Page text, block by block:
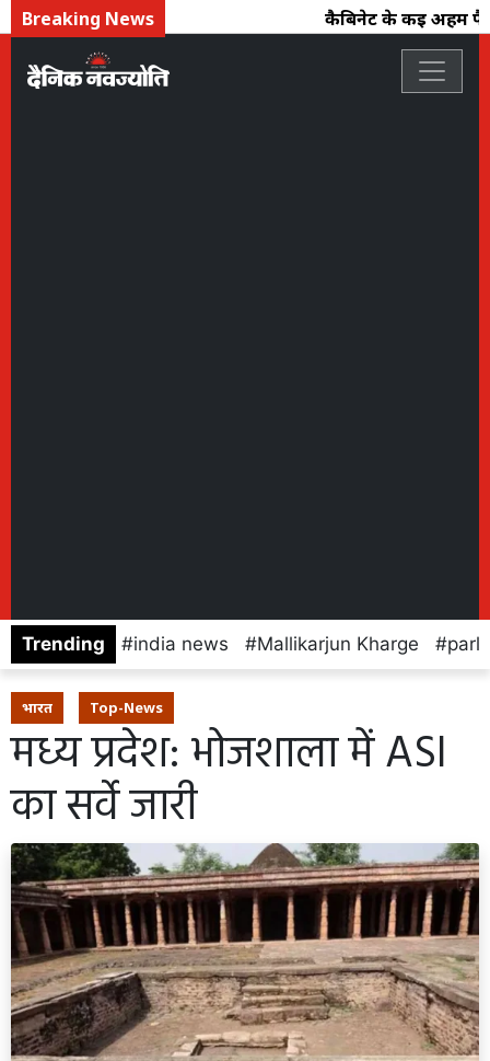
Breaking News कैबिनेट के कई अहम
Trending india news Mallikarjun Kharge
भारत Top-News
मध्य प्रदेश: भोजशाला में ASI
का सर्वे जारी